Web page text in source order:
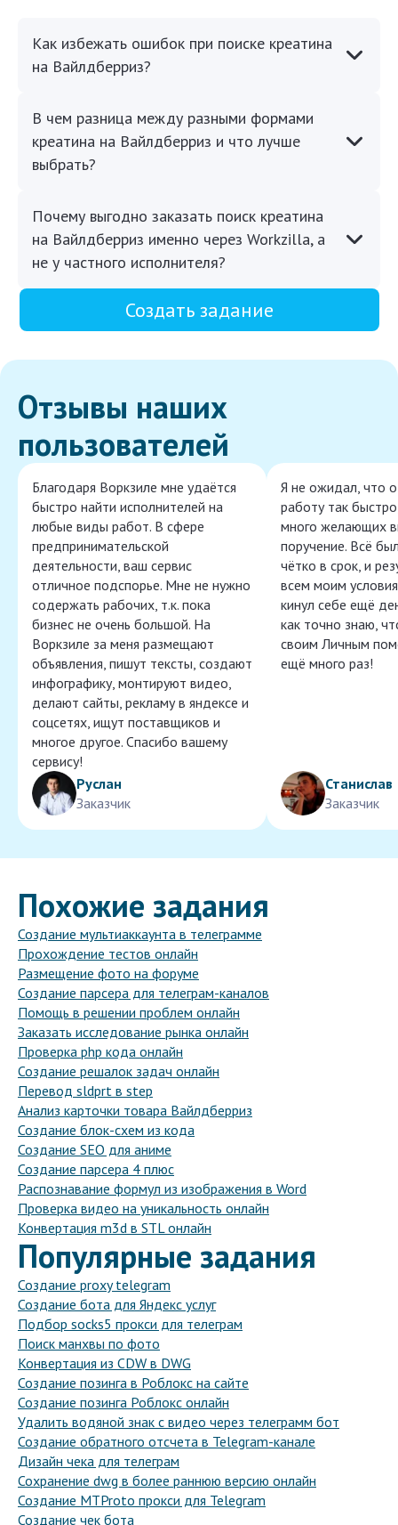
Как избежать ошибок при поиске креатина
на Вайлдберриз?
В чем разница между разными формами
креатина на Вайлдберриз и что лучше
выбрать?
Почему выгодно заказать поиск креатина
на Вайлдберриз именно через Workzilla, а
не у частного исполнителя?
Создать задание
Отзывы наших
пользователей
Благодаря Воркзиле мне удаётся
быстро найти исполнителей на
любые виды работ. В сфере
предпринимательской
деятельности, ваш сервис
отличное подспорье. Мне не нужно
содержать рабочих, т.к. пока
бизнес не очень большой. На
Воркзиле за меня размещают
объявления, пишут тексты, создают
инфографику, монтируют видео,
делают сайты, рекламу в яндексе и
соцсетях, ищут поставщиков и
многое другое. Спасибо вашему
сервису!
Руслан
Заказчик
Я не ожидал, что
работу так
много желающих
поручение. Всё
чётко в срок, и
всем моим
кинул себе ещё
как точно знаю,
своим Личным
ещё много раз!
Станислав
Заказчик
Похожие задания
Создание мультиаккаунта в телеграмме
Прохождение тестов онлайн
Размещение фото на форуме
Создание парсера для телеграм-каналов
Помощь в решении проблем онлайн
Заказать исследование рынка онлайн
Проверка php кода онлайн
Создание решалок задач онлайн
Перевод sldprt в step
Анализ карточки товара Вайлдберриз
Создание блок-схем из кода
Создание SEO для аниме
Создание парсера 4 плюс
Распознавание формул из изображения в Word
Проверка видео на уникальность онлайн
Конвертация m3d в STL онлайн
Популярные задания
Создание proxy telegram
Создание бота для Яндекс услуг
Подбор socks5 прокси для телеграм
Поиск манхвы по фото
Конвертация из CDW в DWG
Создание позинга в Роблокс на сайте
Создание позинга Роблокс онлайн
Удалить водяной знак с видео через телеграмм бот
Создание обратного отсчета в Telegram-канале
Дизайн чека для телеграм
Сохранение dwg в более раннюю версию онлайн
Создание MTProto прокси для Telegram
Создание чек бота